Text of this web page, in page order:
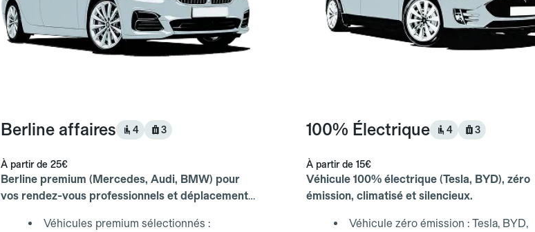
Berline affaires 4 3
À partir de 25€
Berline premium (Mercedes, Audi, BMW) pour
vos rendez-vous professionnels et déplacements
Véhicules premium sélectionnés :
100% Électrique 4 3
À partir de 15€
Véhicule 100% électrique (Tesla, BYD), zéro
émission, climatisé et silencieux.
Véhicule zéro émission : Tesla, BYD,